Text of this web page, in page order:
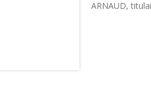
ARNAUD,